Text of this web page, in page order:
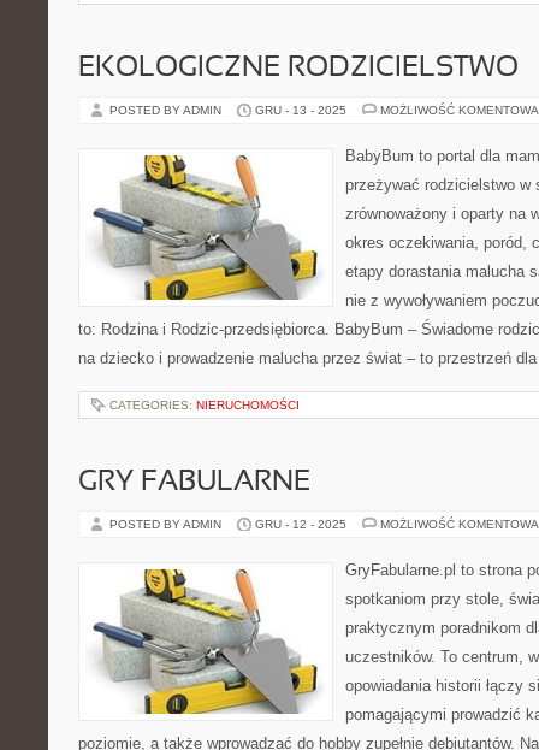
EKOLOGICZNE RODZICIELSTWO
POSTED BY ADMIN GRU - 13 - 2025 MOŻLIWOŚĆ
BabyBum to portal dla
przeżywać rodzicielstwo w
zrównoważony i oparty na
okres oczekiwania, poród,
etapy dorastania malucha
nie z wywoływaniem
to: Rodzina i Rodzic-przedsiębiorca. BabyBum – Świadome
na dziecko i prowadzenie malucha przez świat – to przestrzeń
CATEGORIES: NIERUCHOMOŚCI
GRY FABULARNE
POSTED BY ADMIN GRU - 12 - 2025 MOŻLIWOŚĆ
GryFabularne.pl to strona
spotkaniom przy stole,
praktycznym poradnikom
uczestników. To centrum,
opowiadania historii łączy
pomagającymi prowadzić
poziomie, a także wprowadzać do hobby zupełnie debiutantów.